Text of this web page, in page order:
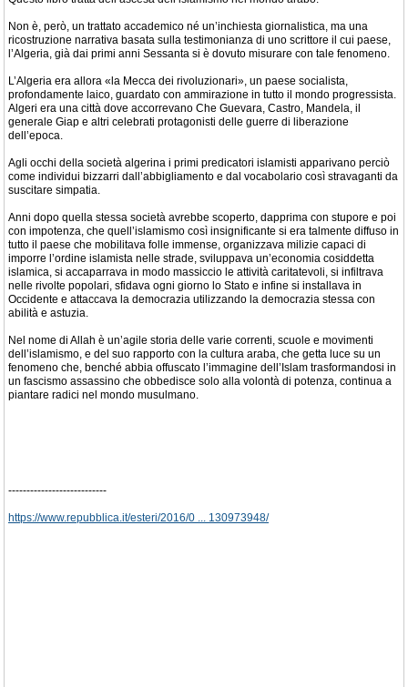
Non è, però, un trattato accademico né un’inchiesta giornalistica, ma una
ricostruzione narrativa basata sulla testimonianza di uno scrittore il cui paese,
l’Algeria, già dai primi anni Sessanta si è dovuto misurare con tale fenomeno.
L’Algeria era allora «la Mecca dei rivoluzionari», un paese socialista,
profondamente laico, guardato con ammirazione in tutto il mondo progressista.
Algeri era una città dove accorrevano Che Guevara, Castro, Mandela, il
generale Giap e altri celebrati protagonisti delle guerre di liberazione
dell’epoca.
Agli occhi della società algerina i primi predicatori islamisti apparivano perciò
come individui bizzarri dall’abbigliamento e dal vocabolario così stravaganti da
suscitare simpatia.
Anni dopo quella stessa società avrebbe scoperto, dapprima con stupore e poi
con impotenza, che quell’islamismo così insignificante si era talmente diffuso in
tutto il paese che mobilitava folle immense, organizzava milizie capaci di
imporre l’ordine islamista nelle strade, sviluppava un’economia cosiddetta
islamica, si accaparrava in modo massiccio le attività caritatevoli, si infiltrava
nelle rivolte popolari, sfidava ogni giorno lo Stato e infine si installava in
Occidente e attaccava la democrazia utilizzando la democrazia stessa con
abilità e astuzia.
Nel nome di Allah è un’agile storia delle varie correnti, scuole e movimenti
dell’islamismo, e del suo rapporto con la cultura araba, che getta luce su un
fenomeno che, benché abbia offuscato l’immagine dell’Islam trasformandosi in
un fascismo assassino che obbedisce solo alla volontà di potenza, continua a
piantare radici nel mondo musulmano.
---------------------------
https://www.repubblica.it/esteri/2016/0 ... 130973948/